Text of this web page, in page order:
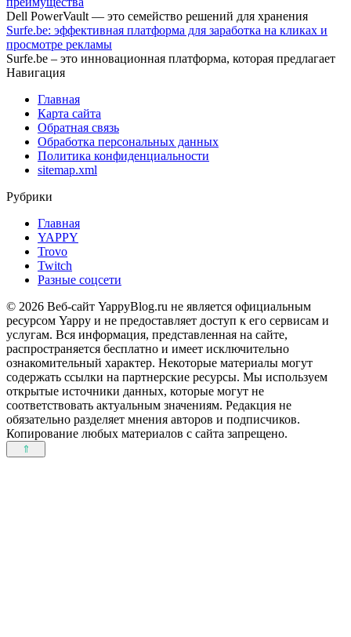
Dell PowerVault — это семейство решений для хранения
Surfe.be: эффективная платформа для заработка на кликах и
просмотре рекламы
Surfe.be – это инновационная платформа, которая предлагает
Навигация
Главная
Карта сайта
Обратная связь
Обработка персональных данных
Политика конфиденциальности
sitemap.xml
Рубрики
Главная
YAPPY
Trovo
Twitch
Разные соцсети
© 2026 Веб-сайт YappyBlog.ru не является официальным
ресурсом Yappy и не предоставляет доступ к его сервисам и
услугам. Вся информация, представленная на сайте,
распространяется бесплатно и имеет исключительно
ознакомительный характер. Некоторые материалы могут
содержать ссылки на партнерские ресурсы. Мы используем
открытые источники данных, которые могут не
соответствовать актуальным значениям. Редакция не
обязательно разделяет мнения авторов и подписчиков.
Копирование любых материалов с сайта запрещено.